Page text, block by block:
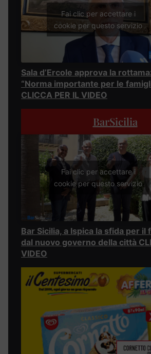
Fai clic per accettare i
cookie per questo servizio
Sala d’Ercole approva la
“Norma importante per le
CLICCA PER IL VIDEO
BarSicilia
Fai clic per accettare i
cookie per questo servizio
Bar Sicilia, a Ispica la sfida per il
dal nuovo governo della città
VIDEO